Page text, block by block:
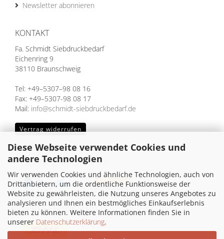
Diese Webseite verwendet Cookies und
andere Technologien
Wir verwenden Cookies und ähnliche Technologien, auch von
Drittanbietern, um die ordentliche Funktionsweise der
Website zu gewährleisten, die Nutzung unseres Angebotes zu
analysieren und Ihnen ein bestmögliches Einkaufserlebnis
bieten zu können. Weitere Informationen finden Sie in
unserer Datenschutzerklärung.
Newsletter abonnieren
KONTAKT
Fa. Schmidt Siebdruckbedarf
Eichenring 9
38110 Braunschweig
Tel: +49–5307–98 08 16
Fax: +49–5307-98 08 17
Mail: info@schmidt-siebdruckbedarf.de
Vertrag widerrufen
SICHER EINKAUFEN MIT
WIR VERSENDEN MIT